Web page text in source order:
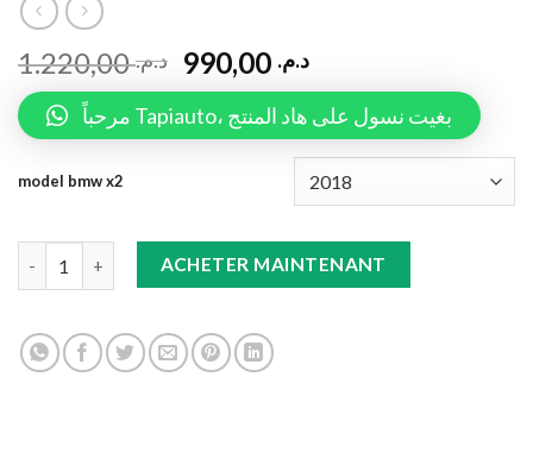
د.م.1.220,00 د.م.
مرحباً Tapiauto، بغيت نسول على هاد المنتج
model bmw x2
Double Tapis 9D (Noir/beige)+tapis Gris X2 quantity
ACHETER MAINTENANT